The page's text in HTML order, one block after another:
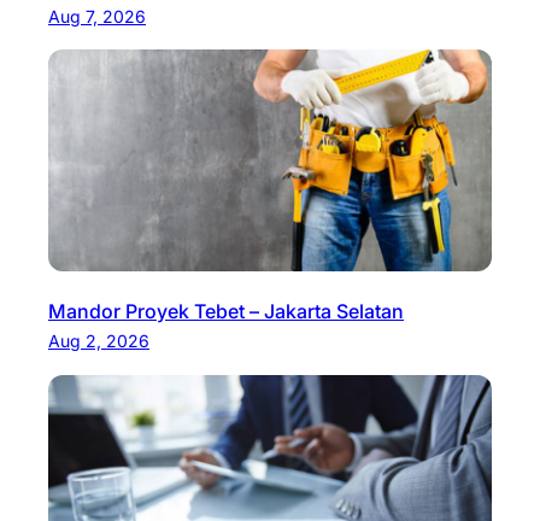
Aug 7, 2026
Mandor Proyek Tebet – Jakarta Selatan
Aug 2, 2026